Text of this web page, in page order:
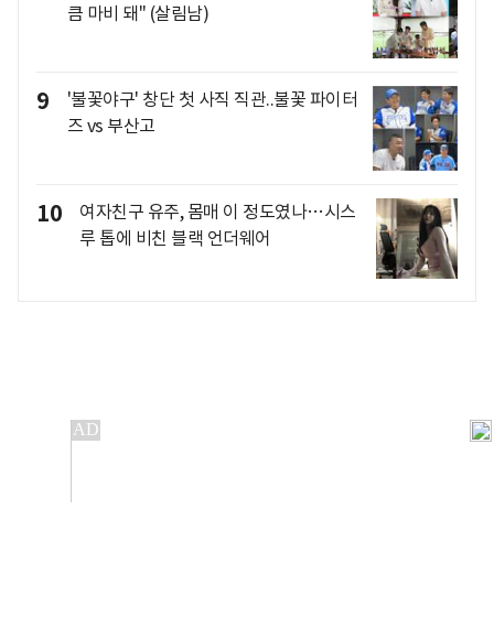
큼 마비 돼" (살림남)
9
'불꽃야구' 창단 첫 사직 직관..불꽃 파이터
즈 vs 부산고
10
여자친구 유주, 몸매 이 정도였나…시스
루 톱에 비친 블랙 언더웨어